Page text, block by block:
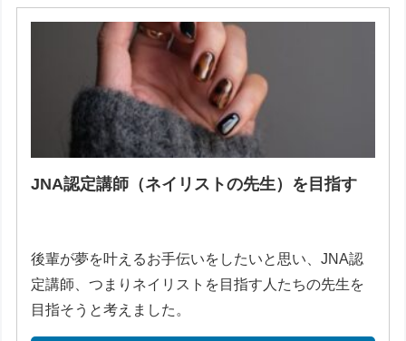
JNA認定講師（ネイリストの先生）を目指す
後輩が夢を叶えるお手伝いをしたいと思い、JNA認
定講師、つまりネイリストを目指す人たちの先生を
目指そうと考えました。